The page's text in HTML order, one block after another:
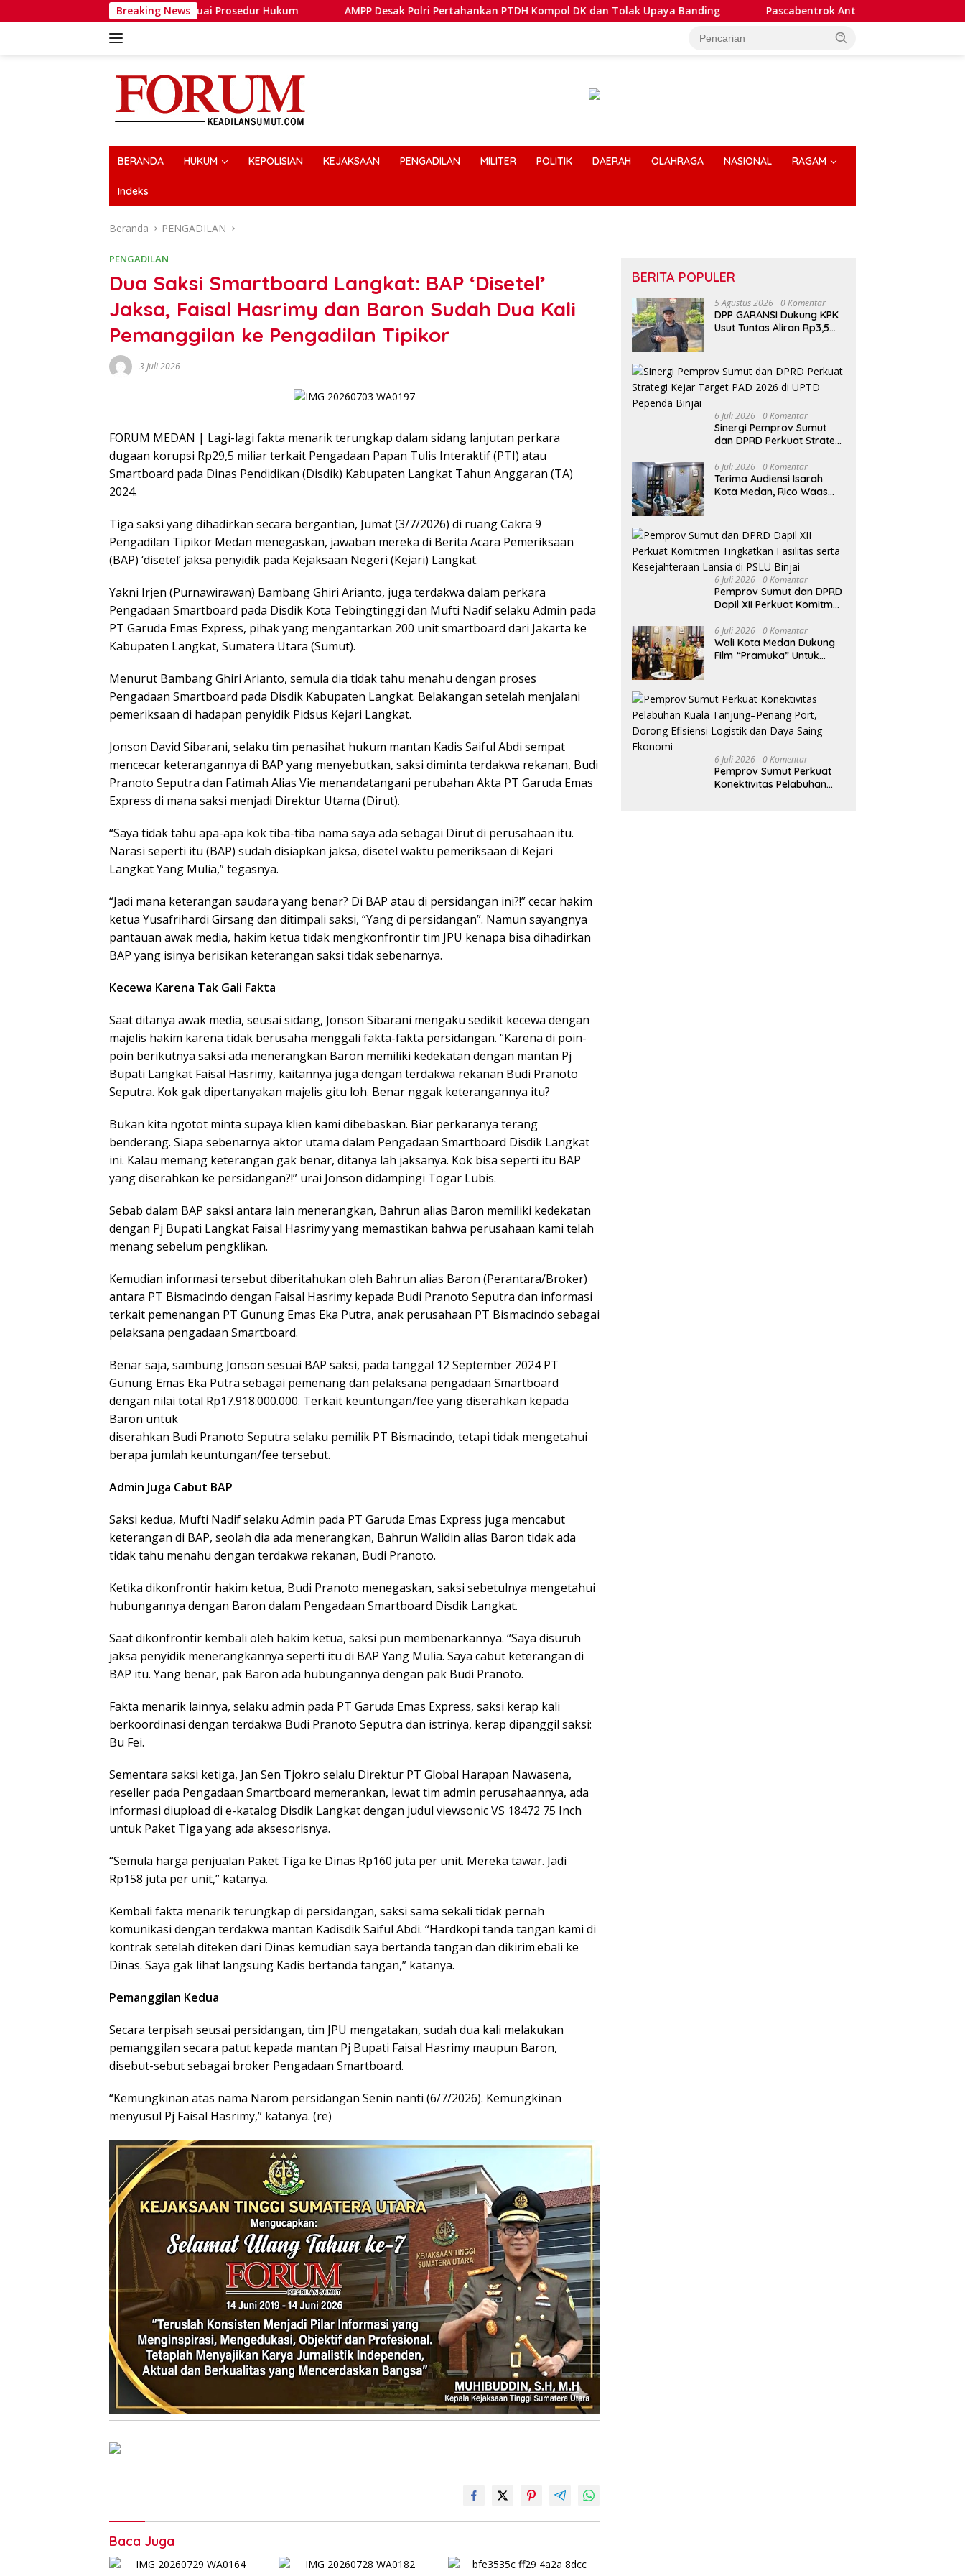
ke
Breaking News
Pembakaran Lahan Sesuai Prosedur Hukum AMPP Desak Polri Pertahankan PTDH Kompol DK dan Tolak Upaya Banding Pascabentrok Antar Kelompok Warga, Ratusan
BERANDA HUKUM KEPOLISIAN KEJAKSAAN PENGADILAN MILITER POLITIK DAERAH OLAHRAGA NASIONAL RAGAM
Indeks
Beranda PENGADILAN
PENGADILAN
Dua Saksi Smartboard Langkat: BAP ‘Disetel’
Jaksa, Faisal Hasrimy dan Baron Sudah Dua Kali
Pemanggilan ke Pengadilan Tipikor
3 Juli 2026
FORUM MEDAN | Lagi-lagi fakta menarik terungkap dalam sidang lanjutan perkara
dugaan korupsi Rp29,5 miliar terkait Pengadaan Papan Tulis Interaktif (PTI) atau
Smartboard pada Dinas Pendidikan (Disdik) Kabupaten Langkat Tahun Anggaran (TA)
2024.
Tiga saksi yang dihadirkan secara bergantian, Jumat (3/7/2026) di ruang Cakra 9
Pengadilan Tipikor Medan menegaskan, jawaban mereka di Berita Acara Pemeriksaan
(BAP) ‘disetel’ jaksa penyidik pada Kejaksaan Negeri (Kejari) Langkat.
Yakni Irjen (Purnawirawan) Bambang Ghiri Arianto, juga terdakwa dalam perkara
Pengadaan Smartboard pada Disdik Kota Tebingtinggi dan Mufti Nadif selaku Admin pada
PT Garuda Emas Express, pihak yang mengantarkan 200 unit smartboard dari Jakarta ke
Kabupaten Langkat, Sumatera Utara (Sumut).
Menurut Bambang Ghiri Arianto, semula dia tidak tahu menahu dengan proses
Pengadaan Smartboard pada Disdik Kabupaten Langkat. Belakangan setelah menjalani
pemeriksaan di hadapan penyidik Pidsus Kejari Langkat.
Jonson David Sibarani, selaku tim penasihat hukum mantan Kadis Saiful Abdi sempat
mencecar keterangannya di BAP yang menyebutkan, saksi diminta terdakwa rekanan, Budi
Pranoto Seputra dan Fatimah Alias Vie menandatangani perubahan Akta PT Garuda Emas
Express di mana saksi menjadi Direktur Utama (Dirut).
“Saya tidak tahu apa-apa kok tiba-tiba nama saya ada sebagai Dirut di perusahaan itu.
Narasi seperti itu (BAP) sudah disiapkan jaksa, disetel waktu pemeriksaan di Kejari
Langkat Yang Mulia,” tegasnya.
“Jadi mana keterangan saudara yang benar? Di BAP atau di persidangan ini?!” cecar hakim
ketua Yusafrihardi Girsang dan ditimpali saksi, “Yang di persidangan”. Namun sayangnya
pantauan awak media, hakim ketua tidak mengkonfrontir tim JPU kenapa bisa dihadirkan
BAP yang isinya berisikan keterangan saksi tidak sebenarnya.
Kecewa Karena Tak Gali Fakta
Saat ditanya awak media, seusai sidang, Jonson Sibarani mengaku sedikit kecewa dengan
majelis hakim karena tidak berusaha menggali fakta-fakta persidangan. “Karena di poin-
poin berikutnya saksi ada menerangkan Baron memiliki kedekatan dengan mantan Pj
Bupati Langkat Faisal Hasrimy, kaitannya juga dengan terdakwa rekanan Budi Pranoto
Seputra. Kok gak dipertanyakan majelis gitu loh. Benar nggak keterangannya itu?
Bukan kita ngotot minta supaya klien kami dibebaskan. Biar perkaranya terang
benderang. Siapa sebenarnya aktor utama dalam Pengadaan Smartboard Disdik Langkat
ini. Kalau memang keterangan gak benar, ditanya lah jaksanya. Kok bisa seperti itu BAP
yang diserahkan ke persidangan?!” urai Jonson didampingi Togar Lubis.
Sebab dalam BAP saksi antara lain menerangkan, Bahrun alias Baron memiliki kedekatan
dengan Pj Bupati Langkat Faisal Hasrimy yang memastikan bahwa perusahaan kami telah
menang sebelum pengklikan.
Kemudian informasi tersebut diberitahukan oleh Bahrun alias Baron (Perantara/Broker)
antara PT Bismacindo dengan Faisal Hasrimy kepada Budi Pranoto Seputra dan informasi
terkait pemenangan PT Gunung Emas Eka Putra, anak perusahaan PT Bismacindo sebagai
pelaksana pengadaan Smartboard.
Benar saja, sambung Jonson sesuai BAP saksi, pada tanggal 12 September 2024 PT
Gunung Emas Eka Putra sebagai pemenang dan pelaksana pengadaan Smartboard
dengan nilai total Rp17.918.000.000. Terkait keuntungan/fee yang diserahkan kepada
Baron untuk
diserahkan Budi Pranoto Seputra selaku pemilik PT Bismacindo, tetapi tidak mengetahui
berapa jumlah keuntungan/fee tersebut.
Admin Juga Cabut BAP
Saksi kedua, Mufti Nadif selaku Admin pada PT Garuda Emas Express juga mencabut
keterangan di BAP, seolah dia ada menerangkan, Bahrun Walidin alias Baron tidak ada
tidak tahu menahu dengan terdakwa rekanan, Budi Pranoto.
Ketika dikonfrontir hakim ketua, Budi Pranoto menegaskan, saksi sebetulnya mengetahui
hubungannya dengan Baron dalam Pengadaan Smartboard Disdik Langkat.
Saat dikonfrontir kembali oleh hakim ketua, saksi pun membenarkannya. “Saya disuruh
jaksa penyidik menerangkannya seperti itu di BAP Yang Mulia. Saya cabut keterangan di
BAP itu. Yang benar, pak Baron ada hubungannya dengan pak Budi Pranoto.
Fakta menarik lainnya, selaku admin pada PT Garuda Emas Express, saksi kerap kali
berkoordinasi dengan terdakwa Budi Pranoto Seputra dan istrinya, kerap dipanggil saksi:
Bu Fei.
Sementara saksi ketiga, Jan Sen Tjokro selalu Direktur PT Global Harapan Nawasena,
reseller pada Pengadaan Smartboard memerankan, lewat tim admin perusahaannya, ada
informasi diupload di e-katalog Disdik Langkat dengan judul viewsonic VS 18472 75 Inch
untuk Paket Tiga yang ada aksesorisnya.
“Semula harga penjualan Paket Tiga ke Dinas Rp160 juta per unit. Mereka tawar. Jadi
Rp158 juta per unit,” katanya.
Kembali fakta menarik terungkap di persidangan, saksi sama sekali tidak pernah
komunikasi dengan terdakwa mantan Kadisdik Saiful Abdi. “Hardkopi tanda tangan kami di
kontrak setelah diteken dari Dinas kemudian saya bertanda tangan dan dikirim.ebali ke
Dinas. Saya gak lihat langsung Kadis bertanda tangan,” katanya.
Pemanggilan Kedua
Secara terpisah seusai persidangan, tim JPU mengatakan, sudah dua kali melakukan
pemanggilan secara patut kepada mantan Pj Bupati Faisal Hasrimy maupun Baron,
disebut-sebut sebagai broker Pengadaan Smartboard.
“Kemungkinan atas nama Narom persidangan Senin nanti (6/7/2026). Kemungkinan
menyusul Pj Faisal Hasrimy,” katanya. (re)
Baca Juga
BERITA POPULER
5 Agustus 2026 0 Komentar
DPP GARANSI Dukung KPK
Usut Tuntas Aliran Rp3,5
6 Juli 2026 0 Komentar
Sinergi Pemprov Sumut
dan DPRD Perkuat Strategi
UPTD Pependa Binjai
6 Juli 2026 0 Komentar
Terima Audiensi Isarah
Kota Medan, Rico Waas
Kebijakan Publik
6 Juli 2026 0 Komentar
Pemprov Sumut dan DPRD
Dapil XII Perkuat Komitmen
Kesejahteraan Lansia di
PSLU Binjai
6 Juli 2026 0 Komentar
Wali Kota Medan Dukung
Film “Pramuka” Untuk
6 Juli 2026 0 Komentar
Pemprov Sumut Perkuat
Konektivitas Pelabuhan